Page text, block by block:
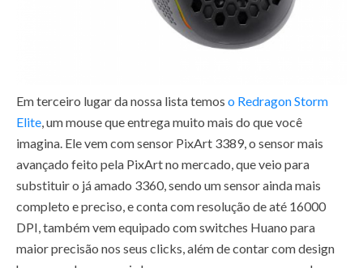
Em terceiro lugar da nossa lista temos o Redragon Storm
Elite, um mouse que entrega muito mais do que você
imagina. Ele vem com sensor PixArt 3389, o sensor mais
avançado feito pela PixArt no mercado, que veio para
substituir o já amado 3360, sendo um sensor ainda mais
completo e preciso, e conta com resolução de até 16000
DPI, também vem equipado com switches Huano para
maior precisão nos seus clicks, além de contar com design